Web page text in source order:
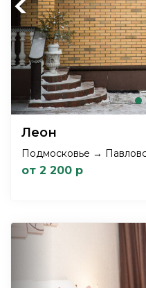
Previous
Леон
Подмосковье →
от 2 200 р